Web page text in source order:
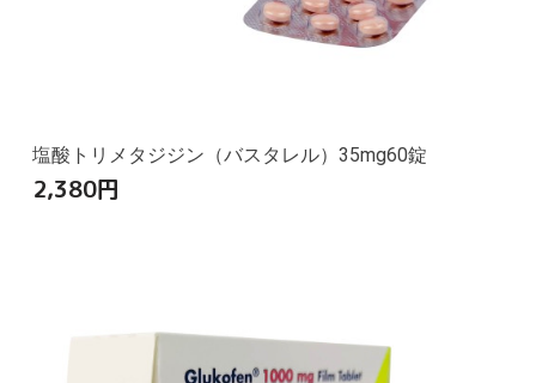
塩酸トリメタジジン（バスタレル）35mg60錠
2,380円